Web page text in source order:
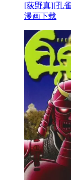
[荻野真][孔
漫画下载